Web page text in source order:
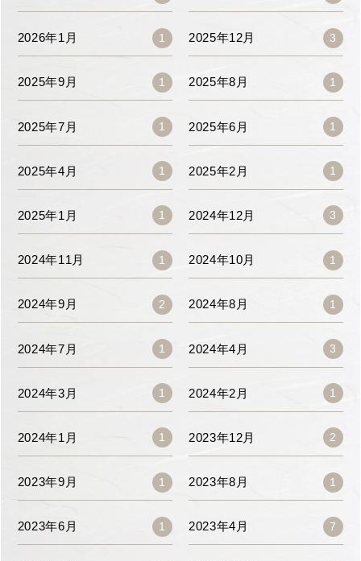
2026年1月 1 2025年12月 3
2025年9月 1 2025年8月 1
2025年7月 1 2025年6月 1
2025年4月 1 2025年2月 1
2025年1月 1 2024年12月 3
2024年11月 1 2024年10月 1
2024年9月 2 2024年8月 1
2024年7月 1 2024年4月 3
2024年3月 1 2024年2月 1
2024年1月 1 2023年12月 2
2023年9月 1 2023年8月 1
2023年6月 1 2023年4月 7